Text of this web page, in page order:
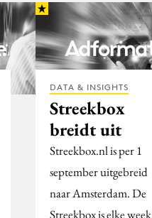
DATA & INSIGHTS
Streekbox
breidt uit
Streekbox.nl is per 1
september uitgebreid
naar Amsterdam. De
Streekbox is elke week